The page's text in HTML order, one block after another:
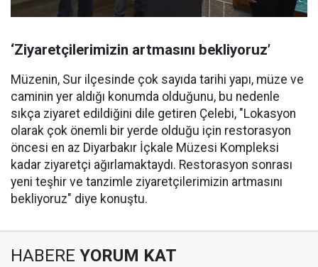
‘Ziyaretçilerimizin artmasını bekliyoruz’
Müzenin, Sur ilçesinde çok sayıda tarihi yapı, müze ve
caminin yer aldığı konumda olduğunu, bu nedenle
sıkça ziyaret edildiğini dile getiren Çelebi, "Lokasyon
olarak çok önemli bir yerde olduğu için restorasyon
öncesi en az Diyarbakır İçkale Müzesi Kompleksi
kadar ziyaretçi ağırlamaktaydı. Restorasyon sonrası
yeni teşhir ve tanzimle ziyaretçilerimizin artmasını
bekliyoruz" diye konuştu.
HABERE YORUM KAT